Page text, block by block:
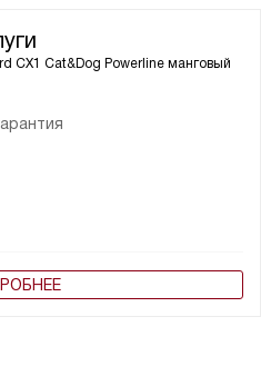
CX1 Cat&Dog Powerline манговый